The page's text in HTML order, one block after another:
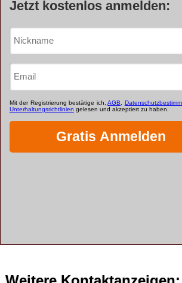
Jetzt kostenlos anmelden: